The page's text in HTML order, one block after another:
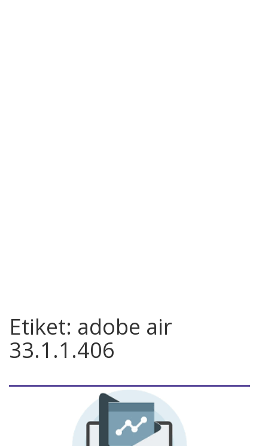
Etiket: adobe air
33.1.1.406